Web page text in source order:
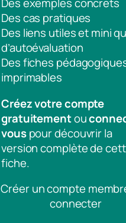
Des cas pratiques
Des liens utiles et mini
d’autoévaluation
Des fiches
imprimables
Créez votre compte
gratuitementou
vouspour découvrir la
version complète de
fiche.
Créer un compte
connecter